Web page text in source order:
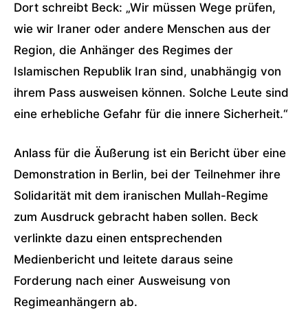
Dort schreibt Beck: „Wir müssen Wege prüfen,
wie wir Iraner oder andere Menschen aus der
Region, die Anhänger des Regimes der
Islamischen Republik Iran sind, unabhängig von
ihrem Pass ausweisen können. Solche Leute sind
eine erhebliche Gefahr für die innere Sicherheit.“
Anlass für die Äußerung ist ein Bericht über eine
Demonstration in Berlin, bei der Teilnehmer ihre
Solidarität mit dem iranischen Mullah-Regime
zum Ausdruck gebracht haben sollen. Beck
verlinkte dazu einen entsprechenden
Medienbericht und leitete daraus seine
Forderung nach einer Ausweisung von
Regimeanhängern ab.